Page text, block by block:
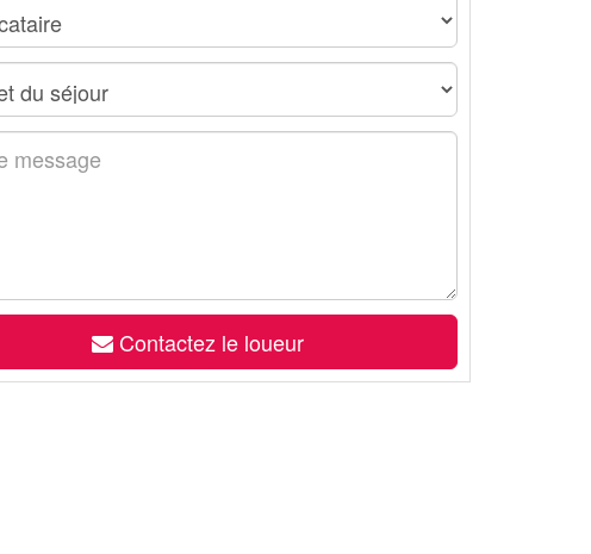
Contactez le loueur